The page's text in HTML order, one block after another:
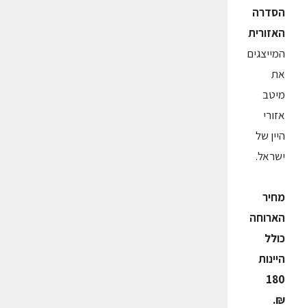
הסדרה
האזורית
המייצגים
את
מיטב
אזורי
היין של
ישראל.
מחיר
הארוחה
כולל
היינות
180
₪.